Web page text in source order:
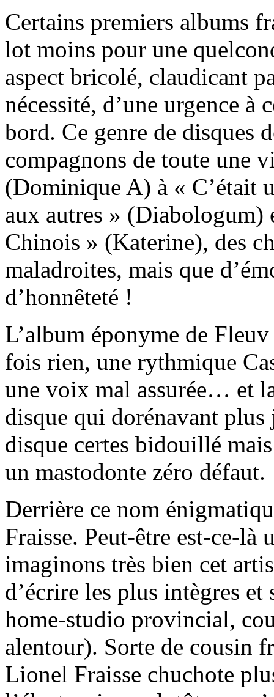
Certains premiers albums
lot moins pour une
aspect bricolé, claudicant
nécessité, d’une urgence à
bord. Ce genre de disques
compagnons de toute une
(Dominique A) à « C’était
aux autres » (Diabologum)
Chinois » (Katerine), des
maladroites, mais que
d’honnêteté !
L’album éponyme de
fois rien, une rythmique
une voix mal assurée… et
disque qui dorénavant
disque certes bidouillé
un mastodonte zéro défaut.
Derrière ce nom
Fraisse. Peut-être est-ce-là
imaginons très bien cet
d’écrire les plus intègres et
home-studio provincial,
alentour). Sorte de cousin
Lionel Fraisse chuchote